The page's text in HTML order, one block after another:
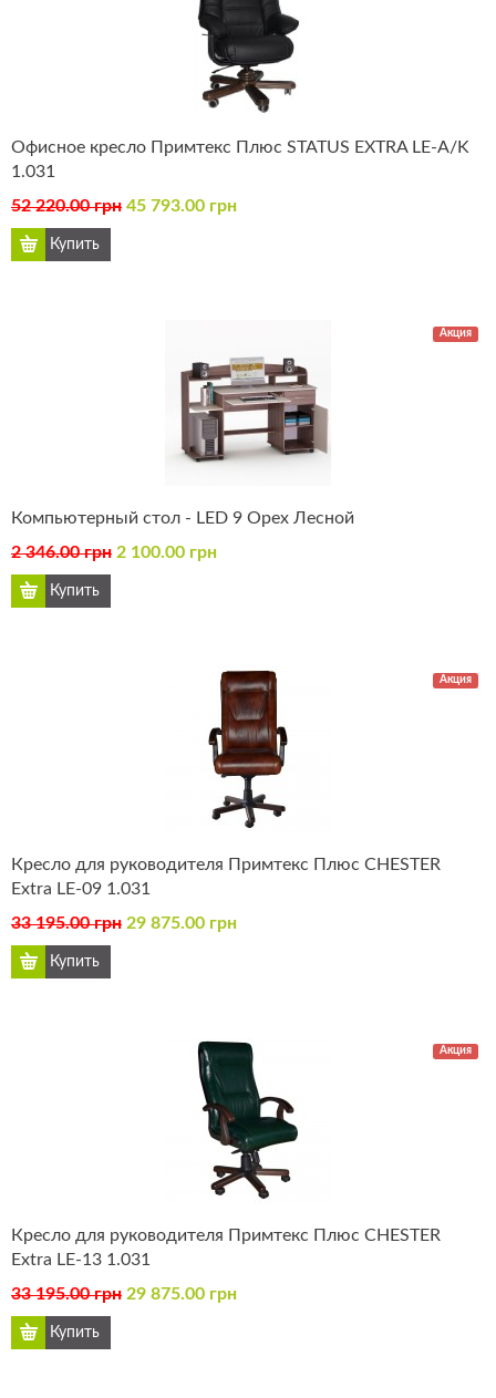
Офисное кресло Примтекс Плюс STATUS EXTRA LE-A/K
1.031
52 220.00 грн 45 793.00 грн
Акция
Компьютерный стол - LED 9 Орех Лесной
2 346.00 грн 2 100.00 грн
Акция
Кресло для руководителя Примтекс Плюс CHESTER
Extra LE-09 1.031
33 195.00 грн 29 875.00 грн
Акция
Кресло для руководителя Примтекс Плюс CHESTER
Extra LE-13 1.031
33 195.00 грн 29 875.00 грн